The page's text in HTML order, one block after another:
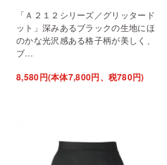
「Ａ２１２シリーズ／グリッタード
ット」深みあるブラックの生地にほ
のかな光沢感ある格子柄が美しく、
ブ…
8,580円(本体7,800円、税780円)